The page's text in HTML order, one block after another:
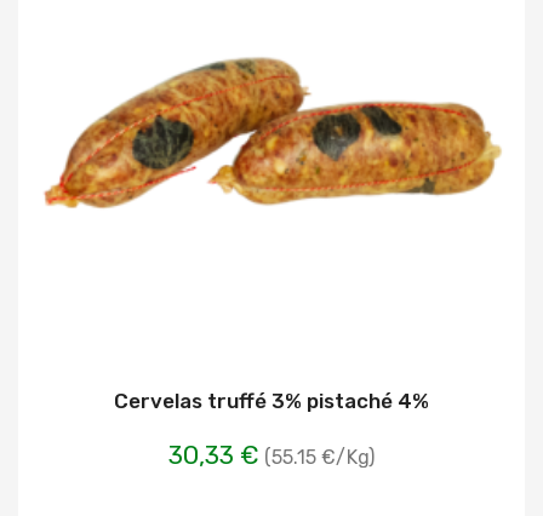
Cervelas truffé 3% pistaché 4%
30,33 € (55.15 €/Kg)